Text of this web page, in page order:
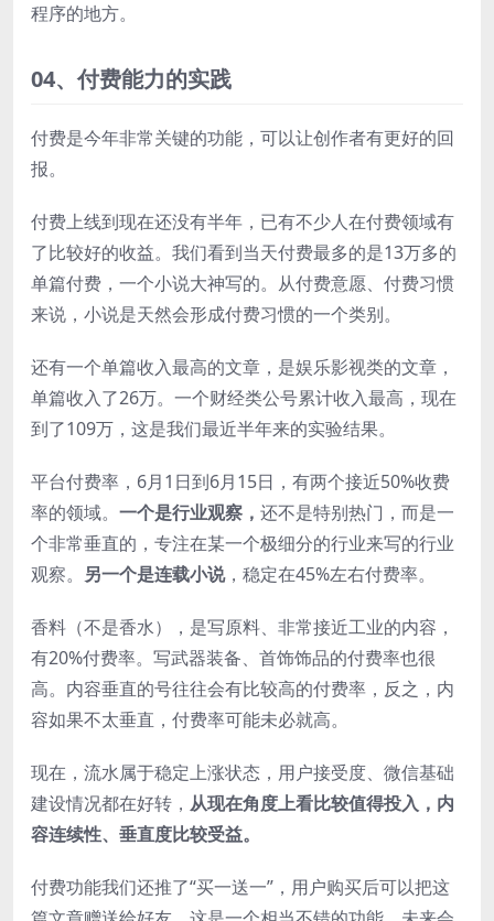
程序的地方。
04、付费能力的实践
付费是今年非常关键的功能，可以让创作者有更好的回
报。
付费上线到现在还没有半年，已有不少人在付费领域有
了比较好的收益。我们看到当天付费最多的是13万多的
单篇付费，一个小说大神写的。从付费意愿、付费习惯
来说，小说是天然会形成付费习惯的一个类别。
还有一个单篇收入最高的文章，是娱乐影视类的文章，
单篇收入了26万。一个财经类公号累计收入最高，现在
到了109万，这是我们最近半年来的实验结果。
平台付费率，6月1日到6月15日，有两个接近50%收费
率的领域。 一个是行业观察， 还不是特别热门，而是一
个非常垂直的，专注在某一个极细分的行业来写的行业
观察。 另一个是连载小说，稳定在45%左右付费率。
香料（不是香水），是写原料、非常接近工业的内容，
有20%付费率。写武器装备、首饰饰品的付费率也很
高。内容垂直的号往往会有比较高的付费率，反之，内
容如果不太垂直，付费率可能未必就高。
现在，流水属于稳定上涨状态，用户接受度、微信基础
建设情况都在好转， 从现在角度上看比较值得投入，内
容连续性、垂直度比较受益。
付费功能我们还推了“买一送一”，用户购买后可以把这